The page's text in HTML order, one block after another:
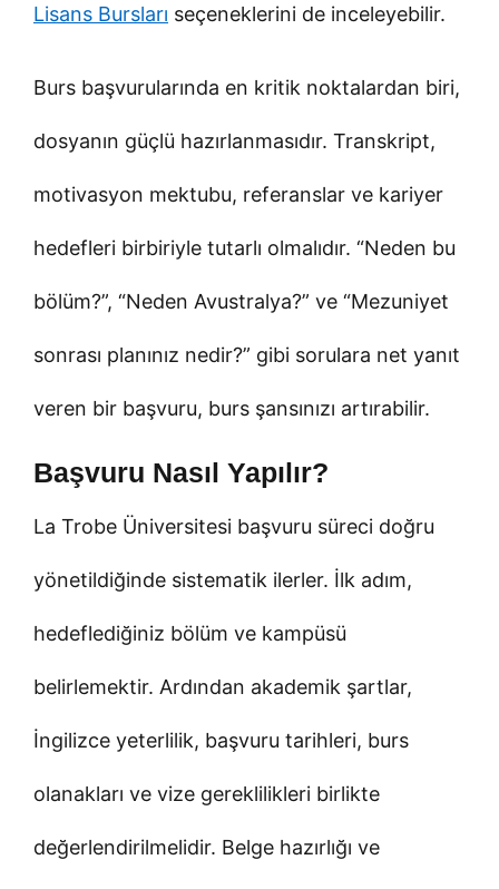
Lisans Bursları seçeneklerini de inceleyebilir.
Burs başvurularında en kritik noktalardan biri,
dosyanın güçlü hazırlanmasıdır. Transkript,
motivasyon mektubu, referanslar ve kariyer
hedefleri birbiriyle tutarlı olmalıdır. “Neden bu
bölüm?”, “Neden Avustralya?” ve “Mezuniyet
sonrası planınız nedir?” gibi sorulara net yanıt
veren bir başvuru, burs şansınızı artırabilir.
Başvuru Nasıl Yapılır?
La Trobe Üniversitesi başvuru süreci doğru
yönetildiğinde sistematik ilerler. İlk adım,
hedeflediğiniz bölüm ve kampüsü
belirlemektir. Ardından akademik şartlar,
İngilizce yeterlilik, başvuru tarihleri, burs
olanakları ve vize gereklilikleri birlikte
değerlendirilmelidir. Belge hazırlığı ve